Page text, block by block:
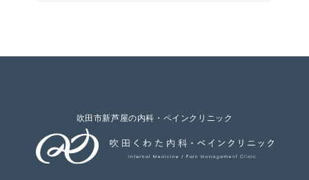
吹田市新芦屋の内科・ペインクリニック